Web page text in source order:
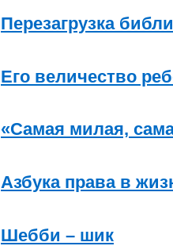
Перезагрузка
Его величество
«Самая милая,
Азбука права в
Шебби – шик